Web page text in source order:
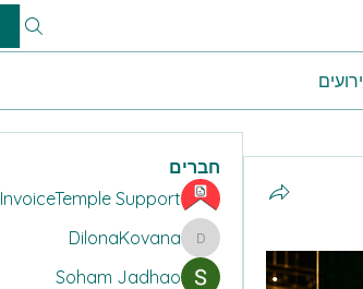
חברים
InvoiceTemple Support
DilonaKovana
DilonaKovana
Soham Jadhao